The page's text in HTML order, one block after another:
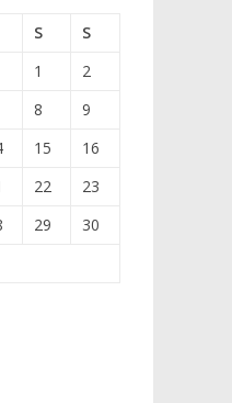
S
S
1
2
8
9
15
16
22
23
29
30